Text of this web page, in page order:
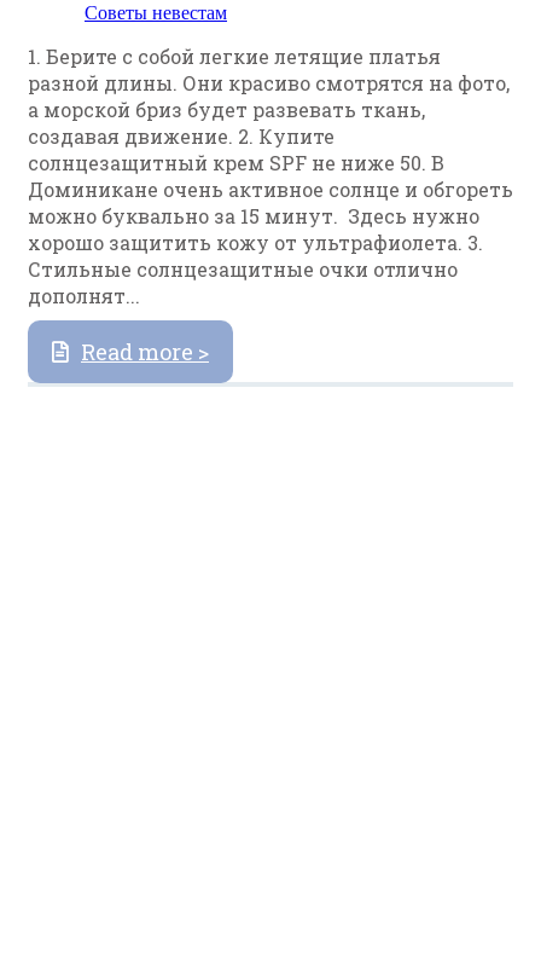
Советы невестам
1. Берите с собой легкие летящие платья
разной длины. Они красиво смотрятся на фото,
а морской бриз будет развевать ткань,
создавая движение. 2. Купите
солнцезащитный крем SPF не ниже 50. В
Доминикане очень активное солнце и обгореть
можно буквально за 15 минут. Здесь нужно
хорошо защитить кожу от ультрафиолета. 3.
Стильные солнцезащитные очки отлично
дополнят...
Read more >